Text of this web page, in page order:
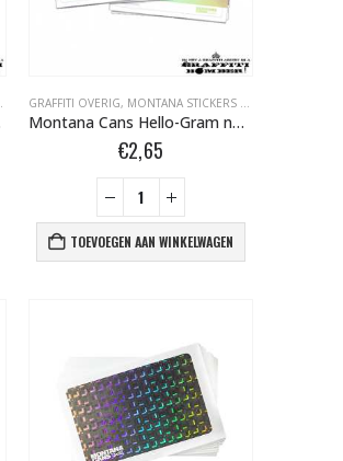
GRAFFITI OVERIG, MONTANA STICKERS BOMBER.NL
Montana Cans Hello-Gram non Egg Shell Stickers 10st 525774
€2,65
TOEVOEGEN AAN WINKELWAGEN